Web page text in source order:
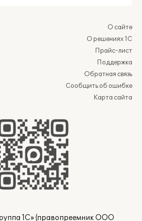
О сайте
О решениях 1С
Прайс-лист
Поддержка
Обратная связь
Сообщить об ошибке
Карта сайта
1С» (правопреемник ООО